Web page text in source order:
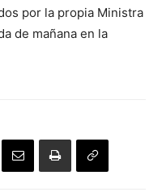
por la propia Ministra
de mañana en la